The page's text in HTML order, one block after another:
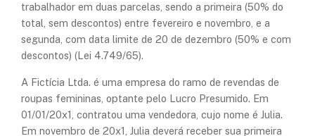
trabalhador em duas parcelas, sendo a primeira (50% do
total, sem descontos) entre fevereiro e novembro, e a
segunda, com data limite de 20 de dezembro (50% e com
descontos) (Lei 4.749/65).
A Fictícia Ltda. é uma empresa do ramo de revendas de
roupas femininas, optante pelo Lucro Presumido. Em
01/01/20x1, contratou uma vendedora, cujo nome é Julia.
Em novembro de 20x1, Julia deverá receber sua primeira